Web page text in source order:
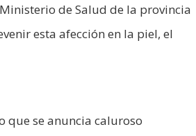
de Salud de la provincia
esta afección en la piel, el
que se anuncia caluroso